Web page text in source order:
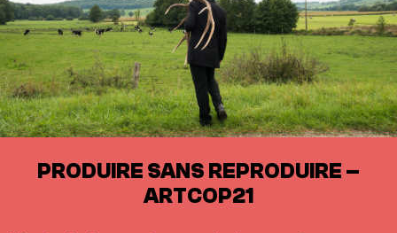
PRODUIRE SANS REPRODUIRE –
ARTCOP21